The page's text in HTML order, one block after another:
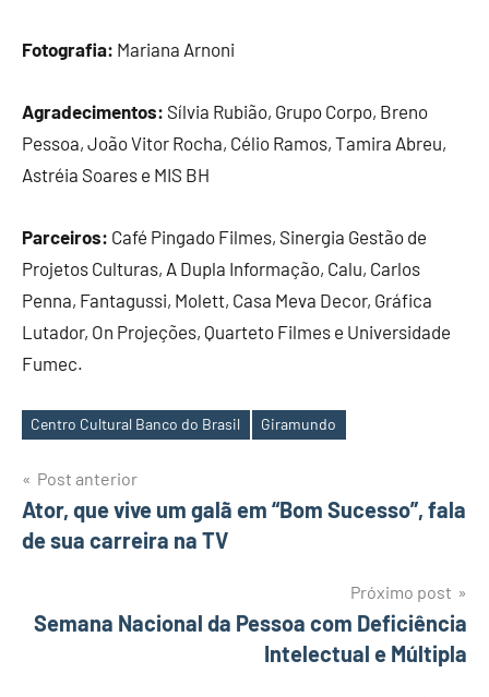
Fotografia: Mariana Arnoni
Agradecimentos: Sílvia Rubião, Grupo Corpo, Breno
Pessoa, João Vitor Rocha, Célio Ramos, Tamira Abreu,
Astréia Soares e MIS BH
Parceiros: Café Pingado Filmes, Sinergia Gestão de
Projetos Culturas, A Dupla Informação, Calu, Carlos
Penna, Fantagussi, Molett, Casa Meva Decor, Gráfica
Lutador, On Projeções, Quarteto Filmes e Universidade
Fumec.
Tags
Centro Cultural Banco do Brasil Giramundo
Navegação
de
Post anterior
Ator, que vive um galã em “Bom Sucesso”, fala
de sua carreira na TV
Próximo post
Semana Nacional da Pessoa com Deficiência
Intelectual e Múltipla